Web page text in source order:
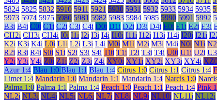
5824 5825 5832 5910 5911 5921 5930 5931 5932 5933 5934 5935
5973 5974 5975 5980 5981 5982 5983 5984 5985 5990 5991 5992
B3i B4i C0i C1i C2i C3i C4i D0i D1i D2i D3i D4i E0i E1i E2i E3i
CH2i CH3i CH4i I0i I1i I2i I3i I4i I10i I11i I12i I13i I14i I20i I21i
K2i K3i K4i L0i L1i L2i L3i L4i M0i M1i M2i M3i M4i N0i N1i
R2i R3i R4i S0i S1i S2i S3i S4i T0i T1i T2i T3i T4i U0i U1i U2i
Y2i Y3i Y4i Z0i Z1i Z2i Z3i Z4i XY0i XY1i XY2i XY3i XY4i
Azur 1:4 Blau 1:0 Blau 1:1 Blau 1:4 Citrus 1:0 Citrus 1:1 Citrus 1:4
Limet 1:4 Mandarin 1:0 Mandarin 1:1 Mandarin 1:4 Narcis 1:0
Palma 1:0 Palma 1:1 Palma 1:4 Peach 1:0 Peach 1:1 Peach 1:4 Pink
NL2i NL3i NL4i NL5i NL6i NL7i NL8i NL9i NL10i NL11i NL12i